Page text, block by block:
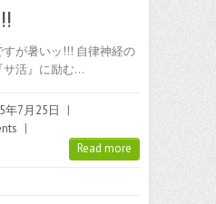
が暑いッ!!! 自律神経の
サ活』に励む…
年7月25日
|
|
Read more